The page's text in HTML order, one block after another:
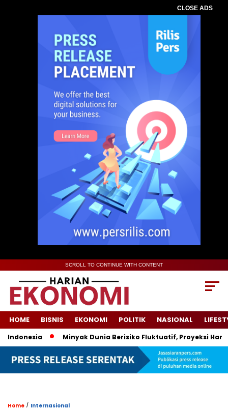
CLOSE ADS
SCROLL TO CONTINUE WITH CONTENT
HOME BISNIS EKONOMI POLITIK NASIONAL
Minyak Dunia Berisiko Fluktuatif, Proyeksi Harga
Home / Internasional